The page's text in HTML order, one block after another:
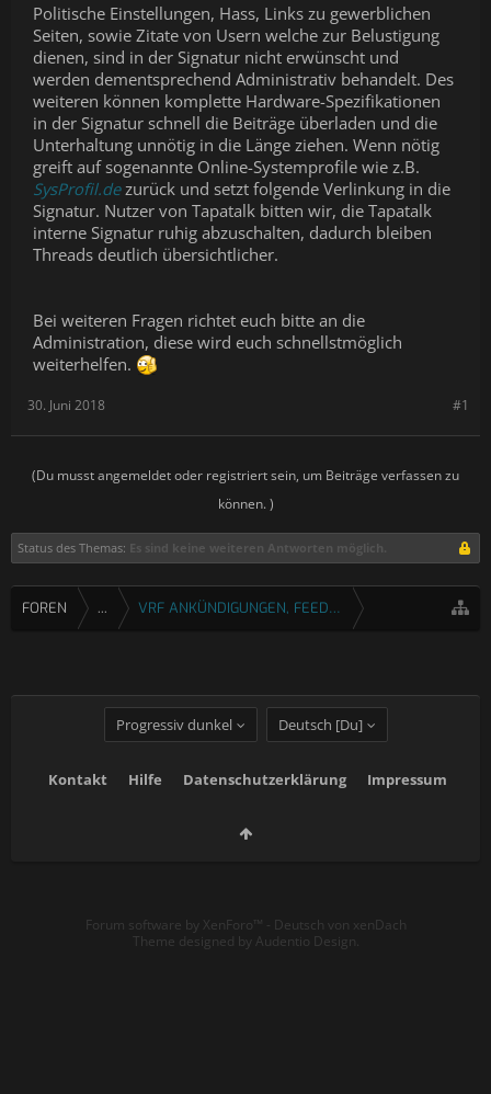
Politische Einstellungen, Hass, Links zu gewerblichen
Seiten, sowie Zitate von Usern welche zur Belustigung
dienen, sind in der Signatur nicht erwünscht und
werden dementsprechend Administrativ behandelt. Des
weiteren können komplette Hardware-Spezifikationen
in der Signatur schnell die Beiträge überladen und die
Unterhaltung unnötig in die Länge ziehen. Wenn nötig
greift auf sogenannte Online-Systemprofile wie z.B.
SysProfil.dezurück und setzt folgende Verlinkung in die
Signatur. Nutzer von Tapatalk bitten wir, die Tapatalk
interne Signatur ruhig abzuschalten, dadurch bleiben
Threads deutlich übersichtlicher.
Bei weiteren Fragen richtet euch bitte an die
Administration, diese wird euch schnellstmöglich
weiterhelfen.
#1
30. Juni 2018
(Du musst angemeldet oder registriert sein, um Beiträge verfassen zu
können. )
Status des Themas: Es sind keine weiteren Antworten möglich.
FOREN ... VRF ANKÜNDIGUNGEN, FEEDBACK & FRAGEN
Progressiv dunkel Deutsch [Du]
Kontakt Hilfe Datenschutzerklärung Impressum
Forum software by XenForo™ - Deutsch von xenDach
Theme designed by Audentio Design.